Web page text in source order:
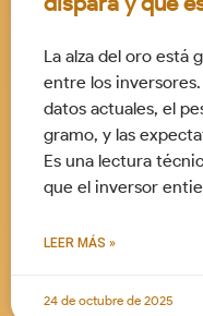
La alza del oro está
entre los
datos actuales, el
gramo, y las
Es una lectura
que el inversor
LEER MÁS »
24 de octubre de 2025